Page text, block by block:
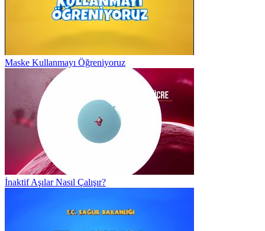
Maske Kullanmayı Öğreniyoruz
İnaktif Aşılar Nasıl Çalışır?